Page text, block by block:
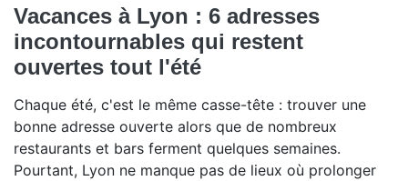
Vacances à Lyon : 6 adresses
incontournables qui restent
ouvertes tout l'été
Chaque été, c'est le même casse-tête : trouver une
bonne adresse ouverte alors que de nombreux
restaurants et bars ferment quelques semaines.
Pourtant, Lyon ne manque pas de lieux où prolonger